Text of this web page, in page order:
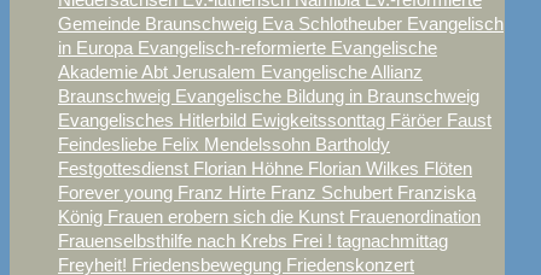
Gemeinde Braunschweig Eva Schlotheuber Evangelisch
in Europa Evangelisch-reformierte Evangelische
Akademie Abt Jerusalem Evangelische Allianz
Braunschweig Evangelische Bildung in Braunschweig
Evangelisches Hitlerbild Ewigkeitssonttag Färöer Faust
Feindesliebe Felix Mendelssohn Bartholdy
Festgottesdienst Florian Höhne Florian Wilkes Flöten
Forever young Franz Hirte Franz Schubert Franziska
König Frauen erobern sich die Kunst Frauenordination
Frauenselbsthilfe nach Krebs Frei ! tagnachmittag
Freyheit! Friedensbewegung Friedenskonzert